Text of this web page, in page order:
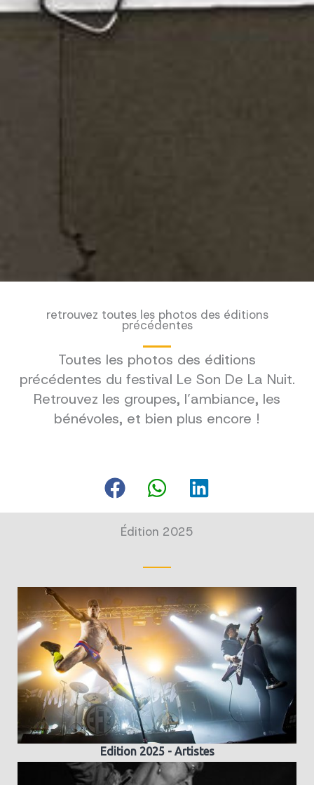
retrouvez toutes les photos des éditions
précédentes
Toutes les photos des éditions
précédentes du festival Le Son De La Nuit.
Retrouvez les groupes, l’ambiance, les
bénévoles, et bien plus encore !
Édition 2025
Edition 2025 - Artistes